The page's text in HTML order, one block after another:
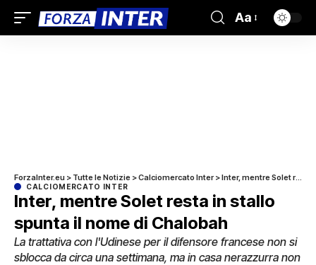
Aa
ForzaInter.eu > Tutte le Notizie >Calciomercato Inter>Inter, mentre Solet resta in stallo spunta il nome di Chalobah
CALCIOMERCATO INTER
Inter, mentre Solet resta in stallo
spunta il nome di Chalobah
La trattativa con l'Udinese per il difensore francese non si
sblocca da circa una settimana, ma in casa nerazzurra non